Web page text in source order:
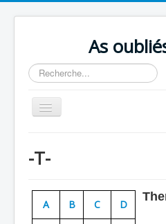
As
Rechercher
Basculer
la
Chronologie
Escadrilles
Organisation
-T-
A B C D